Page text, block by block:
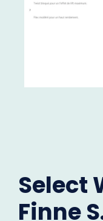
Select
Finne